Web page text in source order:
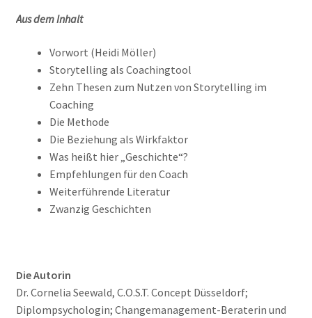
Aus dem Inhalt
Vorwort (Heidi Möller)
Storytelling als Coachingtool
Zehn Thesen zum Nutzen von Storytelling im
Coaching
Die Methode
Die Beziehung als Wirkfaktor
Was heißt hier „Geschichte“?
Empfehlungen für den Coach
Weiterführende Literatur
Zwanzig Geschichten
Die Autorin
Dr. Cornelia Seewald, C.O.S.T. Concept Düsseldorf;
Diplompsychologin; Changemanagement-Beraterin und